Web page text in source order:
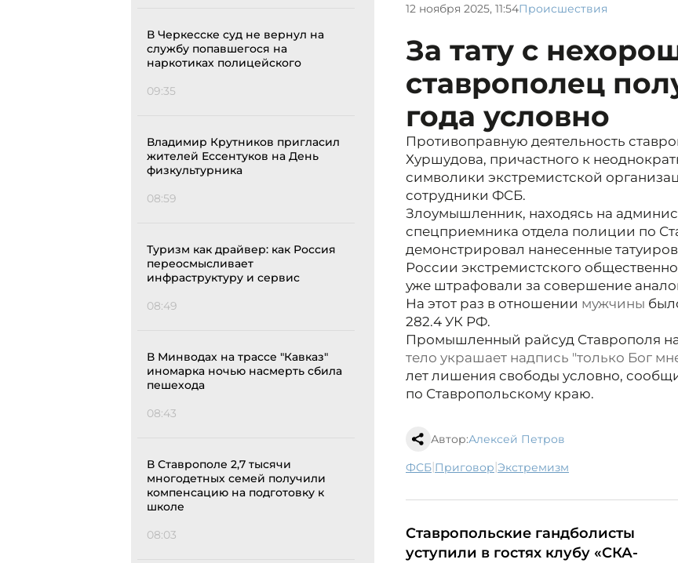
В Черкесске суд не вернул на
службу попавшегося на
наркотиках полицейского
09:35
Владимир Крутников пригласил
жителей Ессентуков на День
физкультурника
08:59
Туризм как драйвер: как Россия
переосмысливает
инфраструктуру и сервис
08:49
В Минводах на трассе "Кавказ"
иномарка ночью насмерть сбила
пешехода
08:43
В Ставрополе 2,7 тысячи
многодетных семей получили
компенсацию на подготовку к
школе
08:03
12 ноября 2025, 11:54Происшествия
За тату с
ставрополец
года условно
Противоправную деятельность
Хуршудова, причастного к
символики экстремистской
сотрудники ФСБ.
Злоумышленник, находясь на
спецприемника отдела полиции по
демонстрировал нанесенные
России экстремистского
уже штрафовали за совершение
На этот раз в отношении мужчины
282.4 УК РФ.
Промышленный райсуд Ставрополя
тело украшает надпись "только Бог
лет лишения свободы условно,
по Ставропольскому краю.
Автор:Алексей Петров
ФСБ| приговор| экстремизм
Ставропольские гандболисты
уступили в гостях клубу «СКА-